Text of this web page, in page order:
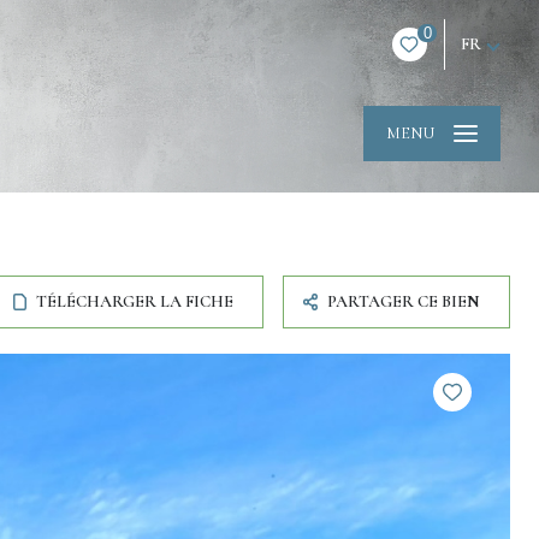
0
FR
MENU
TÉLÉCHARGER LA FICHE PARTAGER CE BIEN